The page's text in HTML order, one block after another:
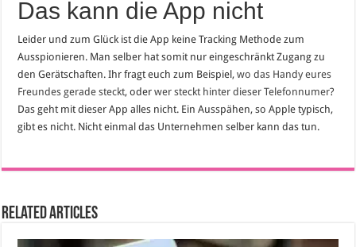
Das kann die App nicht
Leider und zum Glück ist die App keine Tracking Methode zum
Ausspionieren. Man selber hat somit nur eingeschränkt Zugang zu
den Gerätschaften. Ihr fragt euch zum Beispiel,wo das Handy eures
Freundes gerade steckt, oderwer steckt hinter dieser Telefonnumer?
Das geht mit dieser App alles nicht. Ein Ausspähen, so Apple typisch,
gibt es nicht. Nicht einmal das Unternehmen selber kann das tun.
Related Articles